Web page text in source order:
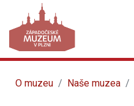
O muzeu Naše muzea